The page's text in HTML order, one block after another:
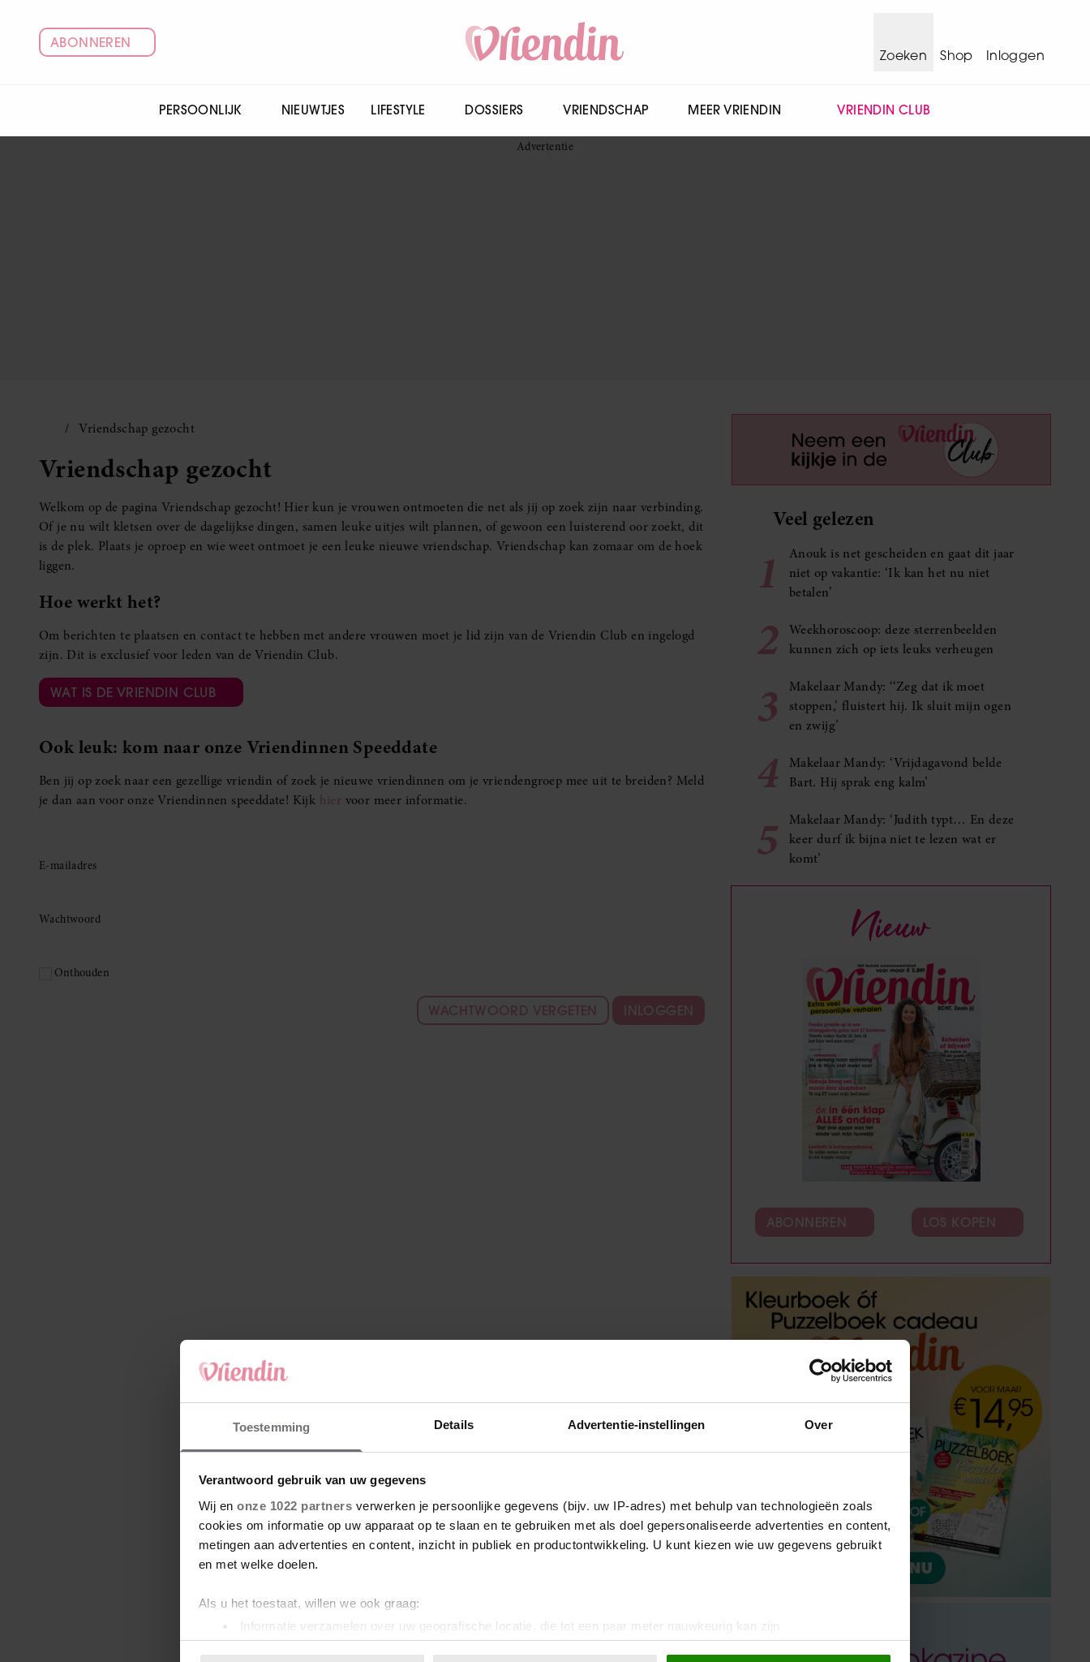
Toestemming Details Advertentie-instellingen Over
Verantwoord gebruik van uw gegevens
Wij en onze 1022 partners verwerken je persoonlijke gegevens (bijv. uw IP-adres) met behulp van technologieën zoals
cookies om informatie op uw apparaat op te slaan en te gebruiken met als doel gepersonaliseerde advertenties en content,
metingen aan advertenties en content, inzicht in publiek en productontwikkeling. U kunt kiezen wie uw gegevens gebruikt
en met welke doelen.
Als u het toestaat, willen we ook graag:
Informatie verzamelen over uw geografische locatie, die tot een paar meter nauwkeurig kan zijn
Uw apparaat identificeren door het actief te scannen op specifieke eigenschappen (fingerprinting)
ABONNEREN
Zoeken
Shop Inloggen
PERSOONLIJK NIEUWTJES LIFESTYLE DOSSIERS VRIENDSCHAP MEER VRIENDIN VRIENDIN CLUB
Vriendschap gezocht
Vriendschap gezocht
Welkom op de pagina Vriendschap gezocht! Hier kun je vrouwen ontmoeten die net als jij op zoek zijn naar verbinding.
Of je nu wilt kletsen over de dagelijkse dingen, samen leuke uitjes wilt plannen, of gewoon een luisterend oor zoekt, dit
is de plek. Plaats je oproep en wie weet ontmoet je een leuke nieuwe vriendschap. Vriendschap kan zomaar om de hoek
liggen.
Hoe werkt het?
Om berichten te plaatsen en contact te hebben met andere vrouwen moet je lid zijn van de Vriendin Club en ingelogd
zijn. Dit is exclusief voor leden van de Vriendin Club.
WAT IS DE VRIENDIN CLUB
Ook leuk: kom naar onze Vriendinnen Speeddate
Ben jij op zoek naar een gezellige vriendin of zoek je nieuwe vriendinnen om je vriendengroep mee uit te breiden? Meld
je dan aan voor onze Vriendinnen speeddate! Kijk hier voor meer informatie.
E-mailadres
Wachtwoord
Onthouden
WACHTWOORD VERGETEN INLOGGEN
Veel gelezen
1
Anouk is net gescheiden en gaat dit jaar
niet op vakantie: ‘Ik kan het nu niet
betalen’
2
Weekhoroscoop: deze sterrenbeelden
kunnen zich op iets leuks verheugen
3
Makelaar Mandy: ‘‘Zeg dat ik moet
stoppen,’ fluistert hij. Ik sluit mijn ogen
en zwijg’
4
Makelaar Mandy: ‘Vrijdagavond belde
Bart. Hij sprak eng kalm’
5
Makelaar Mandy: ‘Judith typt… En deze
keer durf ik bijna niet te lezen wat er
komt’
Nieuw
ABONNEREN LOS KOPEN